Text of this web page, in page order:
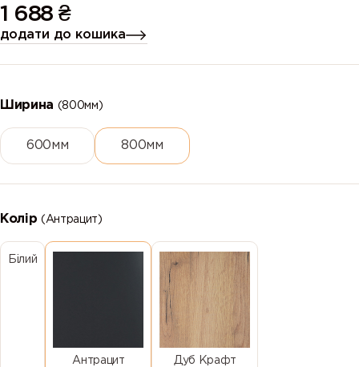
1 688 ₴
додати до кошика
Ширина (800мм)
600мм 800мм
Колір(Антрацит)
Білий
Антрацит Дуб Крафт